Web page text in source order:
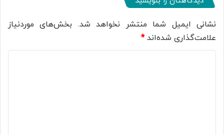
نشانی ایمیل شما منتشر نخواهد شد. بخش‌های موردنیاز
علامت‌گذاری شده‌اند*